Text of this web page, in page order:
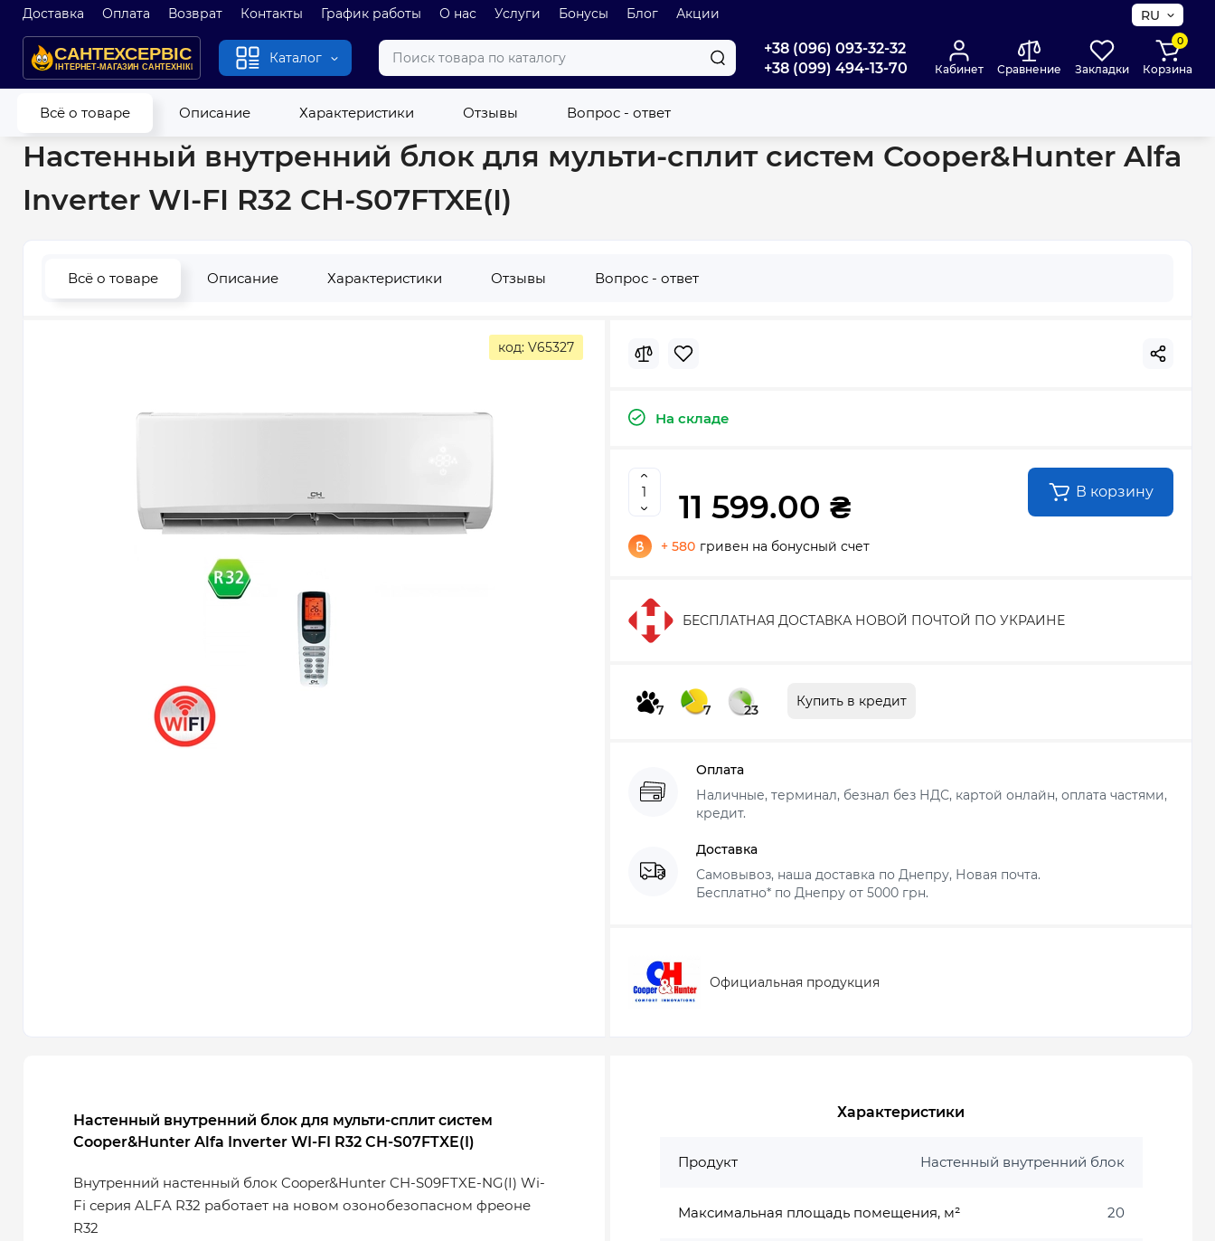
Доставка Оплата Возврат Контакты График работы О нас Услуги Бонусы Блог Акции RU
Каталог
+38 (096) 093-32-32
+38 (099) 494-13-70
Кабинет Сравнение Закладки
0
Корзина
Всё о товаре Описание Характеристики Отзывы Вопрос - ответ
Главная Кондиционеры Мульти-сплит системы Настенный внутренний блок для мульти-сплит систем Cooper&Hunter Alfa Inverter WI-FI R32 CH-S07FTXE(I)
Настенный внутренний блок для мульти-сплит систем Cooper&Hunter Alfa
Inverter WI-FI R32 CH-S07FTXE(I)
Всё о товаре Описание Характеристики Отзывы Вопрос - ответ
код: V65327
На складе
11 599.00 ₴ В корзину
+ 580 гривен на бонусный счет
БЕСПЛАТНАЯ ДОСТАВКА НОВОЙ ПОЧТОЙ ПО УКРАИНЕ
7 7 23
Купить в кредит
Оплата
Наличные, терминал, безнал без НДС, картой онлайн, оплата частями,
кредит.
Доставка
Самовывоз, наша доставка по Днепру, Новая почта.
Бесплатно* по Днепру от 5000 грн.
Официальная продукция
Настенный внутренний блок для мульти-сплит систем
Cooper&Hunter Alfa Inverter WI-FI R32 CH-S07FTXE(I)
Внутренний настенный блок Cooper&Hunter CH-S09FTXE-NG(I) Wi-
Fi серия ALFA R32 работает на новом озонобезопасном фреоне
R32
Характеристики
Продукт Настенный внутренний блок
Максимальная площадь помещения, м² 20